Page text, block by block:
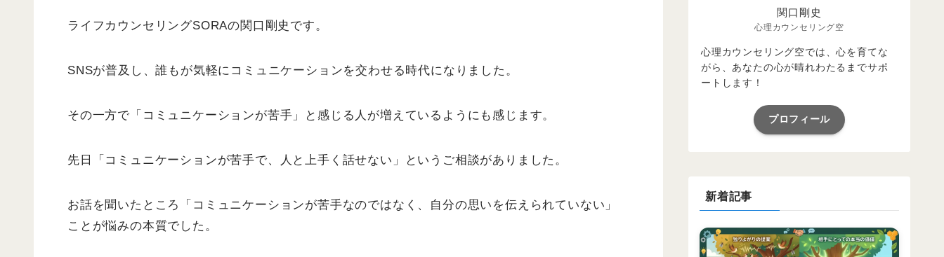
ライフカウンセリングSORAの関口剛史です。
SNSが普及し、誰もが気軽にコミュニケーションを交わせる時代になりました。
その一方で「コミュニケーションが苦手」と感じる人が増えているようにも感じます。
先日「コミュニケーションが苦手で、人と上手く話せない」というご相談がありました。
お話を聞いたところ「コミュニケーションが苦手なのではなく、自分の思いを伝えられていない」
ことが悩みの本質でした。
関口剛史
心理カウンセリング空
心理カウンセリング空では、心を育てな
がら、あなたの心が晴れわたるまでサポ
ートします！
プロフィール
新着記事